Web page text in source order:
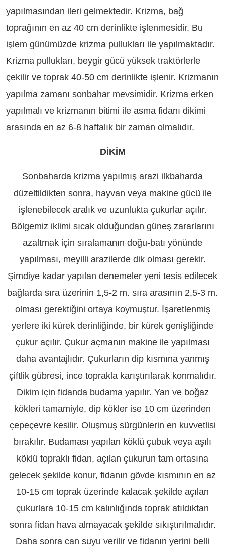
yapılmasından ileri gelmektedir. Krizma, bağ
toprağının en az 40 cm derinlikte işlenmesidir. Bu
işlem günümüzde krizma pullukları ile yapılmaktadır.
Krizma pullukları, beygir gücü yüksek traktörlerle
çekilir ve toprak 40-50 cm derinlikte işlenir. Krizmanın
yapılma zamanı sonbahar mevsimidir. Krizma erken
yapılmalı ve krizmanın bitimi ile asma fidanı dikimi
arasında en az 6-8 haftalık bir zaman olmalıdır.
DİKİM
Sonbaharda krizma yapılmış arazi ilkbaharda
düzeltildikten sonra, hayvan veya makine gücü ile
işlenebilecek aralık ve uzunlukta çukurlar açılır.
Bölgemiz iklimi sıcak olduğundan güneş zararlarını
azaltmak için sıralamanın doğu-batı yönünde
yapılması, meyilli arazilerde dik olması gerekir.
Şimdiye kadar yapılan denemeler yeni tesis edilecek
bağlarda sıra üzerinin 1,5-2 m. sıra arasının 2,5-3 m.
olması gerektiğini ortaya koymuştur. İşaretlenmiş
yerlere iki kürek derinliğinde, bir kürek genişliğinde
çukur açılır. Çukur açmanın makine ile yapılması
daha avantajlıdır. Çukurların dip kısmına yanmış
çiftlik gübresi, ince toprakla karıştırılarak konmalıdır.
Dikim için fidanda budama yapılır. Yan ve boğaz
kökleri tamamiyle, dip kökler ise 10 cm üzerinden
çepeçevre kesilir. Oluşmuş sürgünlerin en kuvvetlisi
bırakılır. Budaması yapılan köklü çubuk veya aşılı
köklü topraklı fidan, açılan çukurun tam ortasına
gelecek şekilde konur, fidanın gövde kısmının en az
10-15 cm toprak üzerinde kalacak şekilde açılan
çukurlara 10-15 cm kalınlığında toprak atıldıktan
sonra fidan hava almayacak şekilde sıkıştırılmalıdır.
Daha sonra can suyu verilir ve fidanın yerini belli